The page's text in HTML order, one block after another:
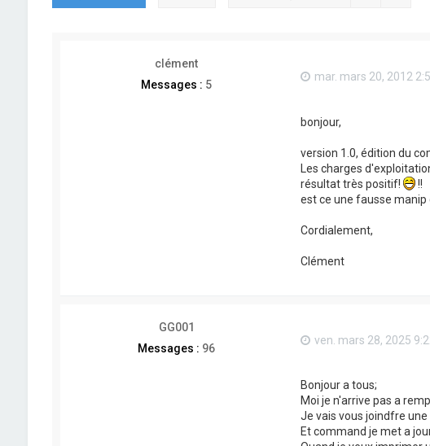
clément
Messages : 5
mar. mars 20, 2012
bonjour,
version 1.0, édition du
Les charges
résultat très positif!
!!
est ce une fausse manip
Cordialement,
Clément
GG001
Messages : 96
ven. mars 28, 2025
Bonjour a tous;
Moi je n'arrive pas a
Je vais vous joindfre une
Et command je met a